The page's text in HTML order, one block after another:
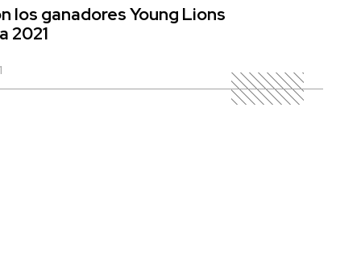
los ganadores Young Lions
2021